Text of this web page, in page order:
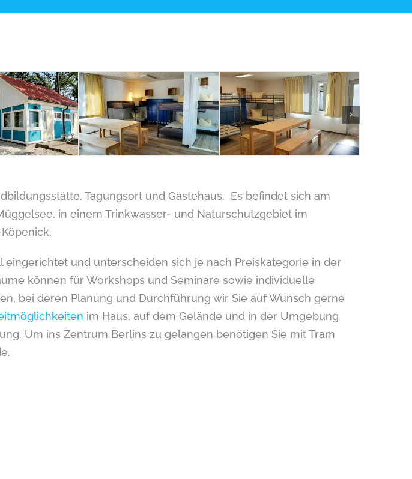
Tagungsort und Gästehaus. Es befindet sich am
in einem Trinkwasser- und Naturschutzgebiet im
eingerichtet und unterscheiden sich je nach Preiskategorie in der
können für Workshops und Seminare sowie individuelle
bei deren Planung und Durchführung wir Sie auf Wunsch gerne
im Haus, auf dem Gelände und in der Umgebung
Um ins Zentrum Berlins zu gelangen benötigen Sie mit Tram